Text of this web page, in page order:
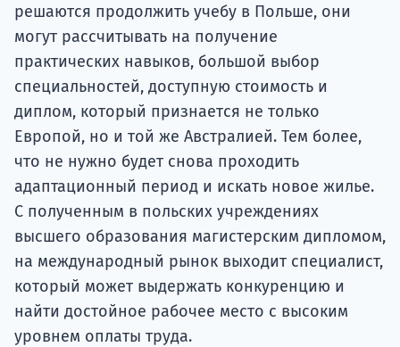
решаются продолжить учебу в Польше, они
могут рассчитывать на получение
практических навыков, большой выбор
специальностей, доступную стоимость и
диплом, который признается не только
Европой, но и той же Австралией. Тем более,
что не нужно будет снова проходить
адаптационный период и искать новое жилье.
С полученным в польских учреждениях
высшего образования магистерским дипломом,
на международный рынок выходит специалист,
который может выдержать конкуренцию и
найти достойное рабочее место с высоким
уровнем оплаты труда.